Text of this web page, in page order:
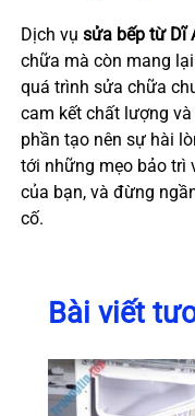
Dịch vụ sửa bếp từ Dĩ
chữa mà còn mang
quá trình sửa chữa
cam kết chất lượng
phần tạo nên sự hài
tới những mẹo bảo trì
của bạn, và đừng
cố.
Bài viết